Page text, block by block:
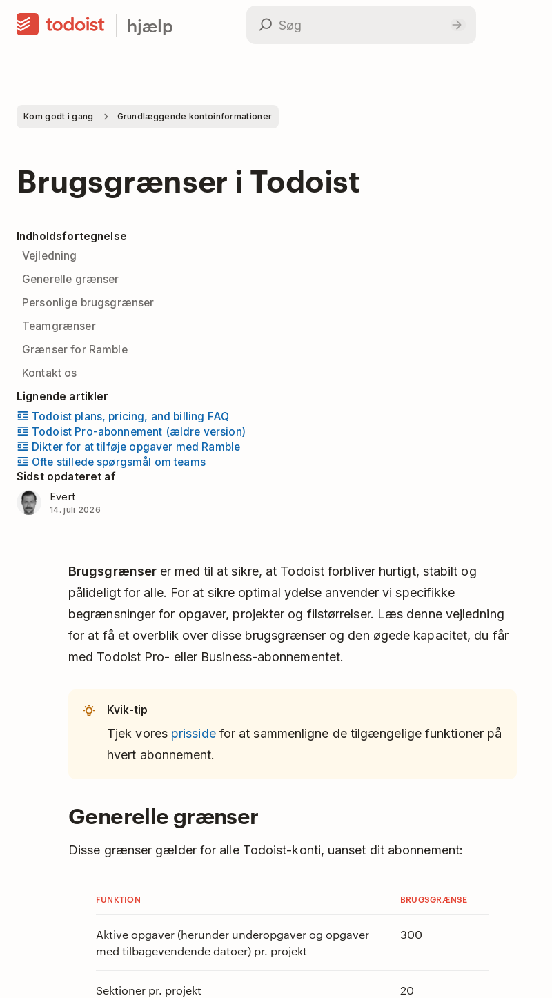
hjælp
Kom godt i gang Grundlæggende kontoinformationer
Brugsgrænser i Todoist
Indholdsfortegnelse
Vejledning
Generelle grænser
Personlige brugsgrænser
Teamgrænser
Grænser for Ramble
Kontakt os
Lignende artikler
Todoist plans, pricing, and billing FAQ
Todoist Pro-abonnement (ældre version)
Dikter for at tilføje opgaver med Ramble
Ofte stillede spørgsmål om teams
Sidst opdateret af
Evert
14. juli 2026
Brugsgrænser er med til at sikre, at Todoist forbliver hurtigt, stabilt og
pålideligt for alle. For at sikre optimal ydelse anvender vi specifikke
begrænsninger for opgaver, projekter og filstørrelser. Læs denne vejledning
for at få et overblik over disse brugsgrænser og den øgede kapacitet, du får
med Todoist Pro- eller Business-abonnementet.
Kvik-tip
Tjek vores prissidefor at sammenligne de tilgængelige funktioner på
hvert abonnement.
Generelle grænser
Disse grænser gælder for alle Todoist-konti, uanset dit abonnement:
FUNKTION BRUGSGRÆNSE
Aktive opgaver (herunder underopgaver og opgaver
med tilbagevendende datoer) pr. projekt
300
Sektioner pr. projekt 20